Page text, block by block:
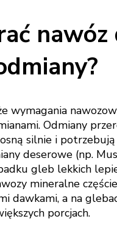
nawóz
wymagania
Odmiany
silnie i
deserowe (np.
gleb lekkich
mineralne
dawkami, a na
porcjach.